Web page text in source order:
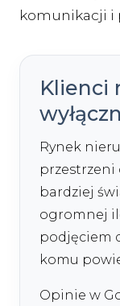
komunikacji i
Klienci
Rynek
przestrzeni
bardziej
ogromnej
podjęciem
komu
Opinie w